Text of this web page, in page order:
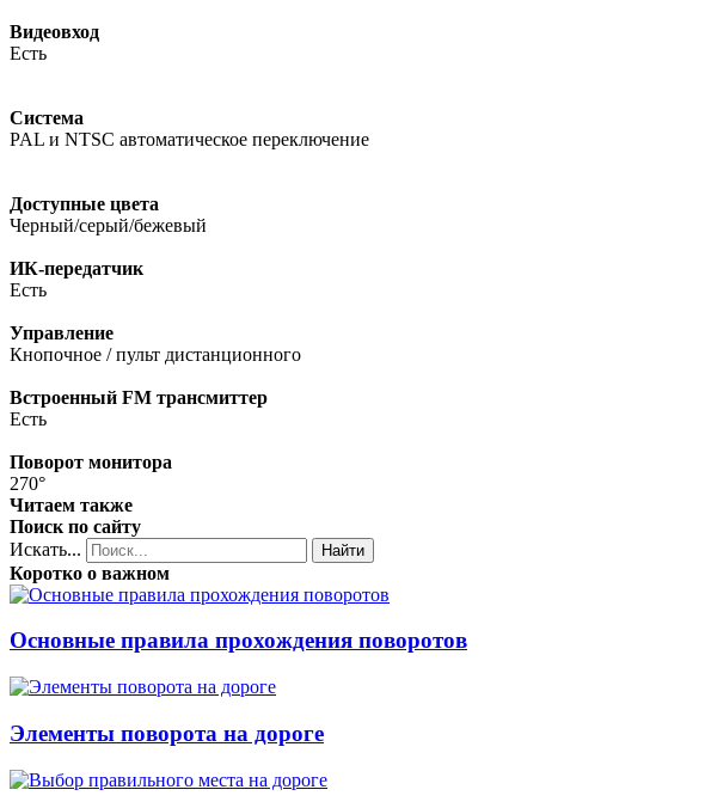
Видеовход
Есть
Система
PAL и NTSC автоматическое переключение
Доступные цвета
Черный/серый/бежевый
ИК-передатчик
Есть
Управление
Кнопочное / пульт дистанционного
Встроенный FM трансмиттер
Есть
Поворот монитора
270°
Читаем также
Поиск по сайту
Искать...
Найти
Коротко о важном
Основные правила прохождения поворотов
Элементы поворота на дороге